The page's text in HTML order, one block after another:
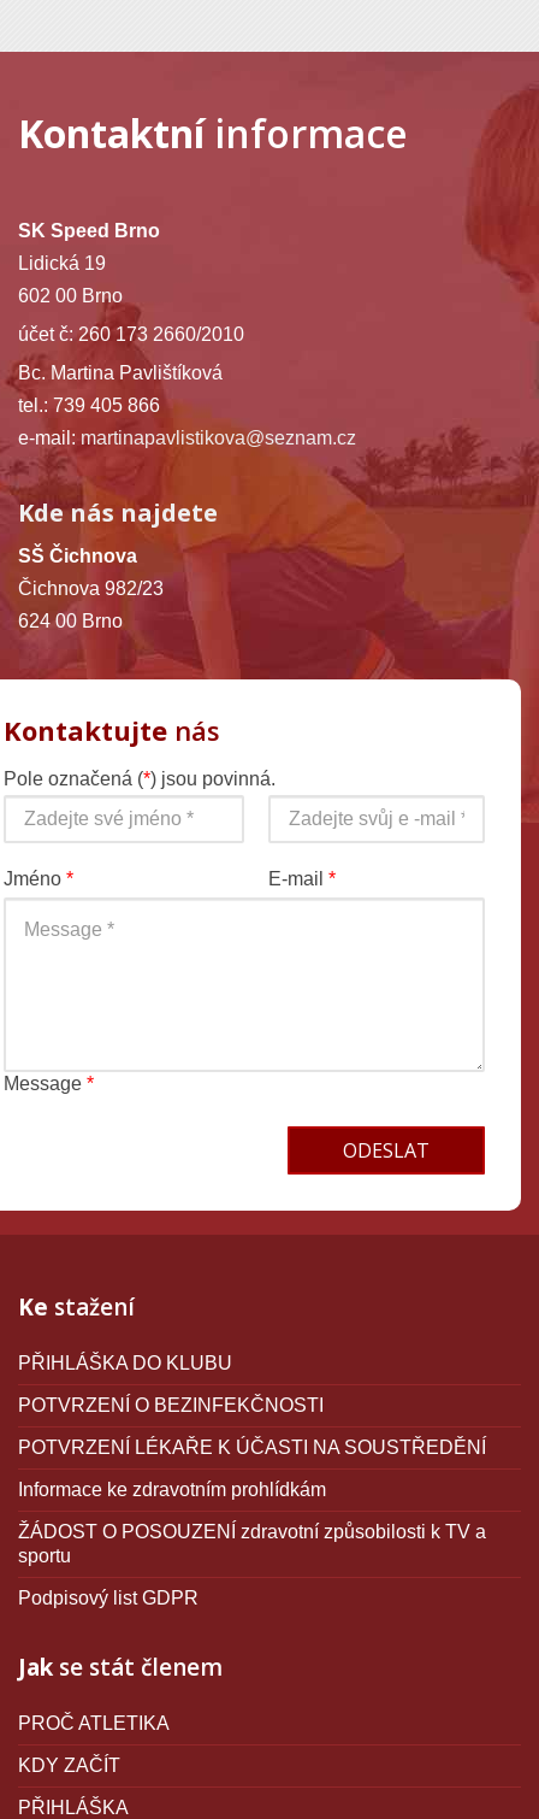
Kontaktníinformace
SK Speed Brno
Lidická 19
602 00 Brno
účet č: 260 173 2660/2010
Bc. Martina Pavlištíková
tel.: 739 405 866
e-mail: martinapavlistikova@seznam.cz
Kde nás najdete
SŠ Čichnova
Čichnova 982/23
624 00 Brno
Kontaktujte nás
Pole označená (*) jsou povinná.
Jméno * E-mail *
Message *
Ke stažení
PŘIHLÁŠKA DO KLUBU
POTVRZENÍ O BEZINFEKČNOSTI
POTVRZENÍ LÉKAŘE K ÚČASTI NA SOUSTŘEDĚNÍ
Informace ke zdravotním prohlídkám
ŽÁDOST O POSOUZENÍ zdravotní způsobilosti k TV a
sportu
Podpisový list GDPR
Jak se stát členem
PROČ ATLETIKA
KDY ZAČÍT
PŘIHLÁŠKA